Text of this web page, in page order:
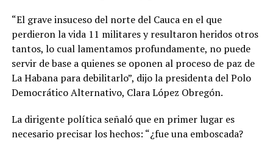
“El grave insuceso del norte del Cauca en el que
perdieron la vida 11 militares y resultaron heridos otros
tantos, lo cual lamentamos profundamente, no puede
servir de base a quienes se oponen al proceso de paz de
La Habana para debilitarlo”, dijo la presidenta del Polo
Democrático Alternativo, Clara López Obregón.
La dirigente política señaló que en primer lugar es
necesario precisar los hechos: “¿fue una emboscada?